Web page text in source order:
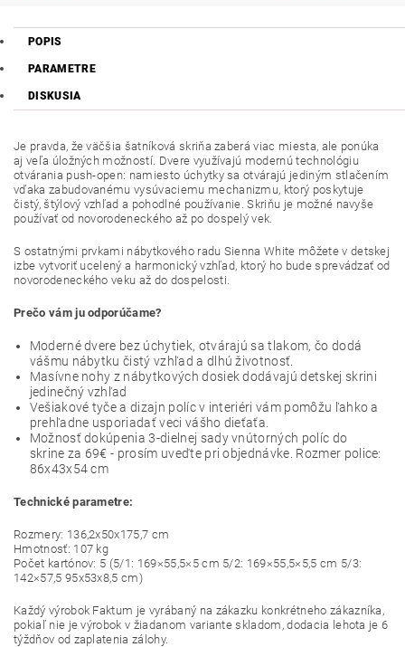
POPIS
PARAMETRE
DISKUSIA
Je pravda, že väčšia šatníková skriňa zaberá viac miesta, ale ponúka
aj veľa úložných možností. Dvere využívajú modernú technológiu
otvárania push-open: namiesto úchytky sa otvárajú jediným stlačením
vďaka zabudovanému vysúvaciemu mechanizmu, ktorý poskytuje
čistý, štýlový vzhľad a pohodlné používanie. Skriňu je možné navyše
používať od novorodeneckého až po dospelý vek.
S ostatnými prvkami nábytkového radu Sienna White môžete v detskej
izbe vytvoriť ucelený a harmonický vzhľad, ktorý ho bude sprevádzať od
novorodeneckého veku až do dospelosti.
Prečo vám ju odporúčame?
Moderné dvere bez úchytiek, otvárajú sa tlakom, čo dodá
vášmu nábytku čistý vzhľad a dlhú životnosť.
Masívne nohy z nábytkových dosiek dodávajú detskej skrini
jedinečný vzhľad
Vešiakové tyče a dizajn políc v interiéri vám pomôžu ľahko a
prehľadne usporiadať veci vášho dieťaťa.
Možnosť dokúpenia 3-dielnej sady vnútorných políc do
skrine za 69€ - prosím uveďte pri objednávke. Rozmer police:
86x43x54 cm
Technické parametre:
Rozmery: 136,2x50x175,7 cm
Hmotnosť: 107 kg
Počet kartónov: 5 (5/1: 169×55,5×5 cm 5/2: 169×55,5×5,5 cm 5/3:
142×57,5 95x53x8,5 cm)
Každý výrobok Faktum je vyrábaný na zákazku konkrétneho zákazníka,
pokiaľ nie je výrobok v žiadanom variante skladom, dodacia lehota je 6
týždňov od zaplatenia zálohy.